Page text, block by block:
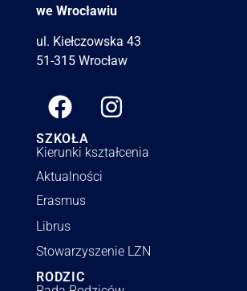
we Wrocławiu
ul. Kiełczowska 43
51-315 Wrocław
SZKOŁA
Kierunki kształcenia
Aktualności
Erasmus
Librus
Stowarzyszenie LZN
RODZIC